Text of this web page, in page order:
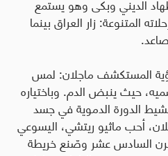
المتنوعة: زار العراق بينما
.
المستكشف ماجلان: لمس
حيث ينبض الدم. وباختياره
الدورة الدموية في جسد
أحب ماثيو ريتشي، اليسوعي
السادس عشر وصّنع خريطة